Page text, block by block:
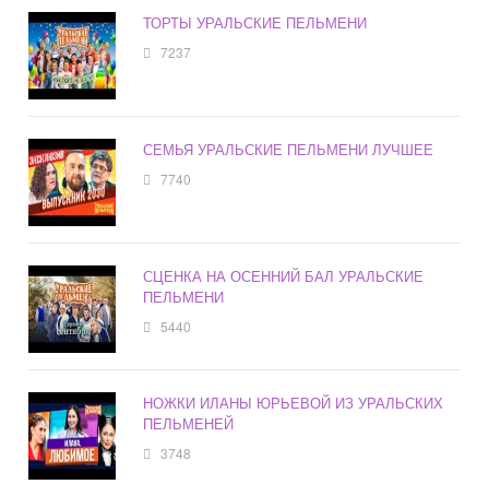
ТОРТЫ УРАЛЬСКИЕ ПЕЛЬМЕНИ
7237
СЕМЬЯ УРАЛЬСКИЕ ПЕЛЬМЕНИ ЛУЧШЕЕ
7740
СЦЕНКА НА ОСЕННИЙ БАЛ УРАЛЬСКИЕ
ПЕЛЬМЕНИ
5440
НОЖКИ ИЛАНЫ ЮРЬЕВОЙ ИЗ УРАЛЬСКИХ
ПЕЛЬМЕНЕЙ
3748